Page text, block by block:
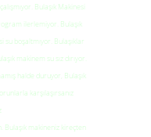
Bulaşık Makinesi
ilerlemiyor. Bulaşık
su boşaltmıyor. Bulaşıklar
makinem su sız dırıyor.
halde duruyor, Bulaşık
karşılaşırsanız
Bulaşık makineniz kireçten